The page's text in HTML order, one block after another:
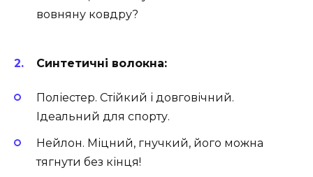
вовняну ковдру?
Синтетичні волокна:
Поліестер. Стійкий і довговічний.
Ідеальний для спорту.
Нейлон. Міцний, гнучкий, його можна
тягнути без кінця!